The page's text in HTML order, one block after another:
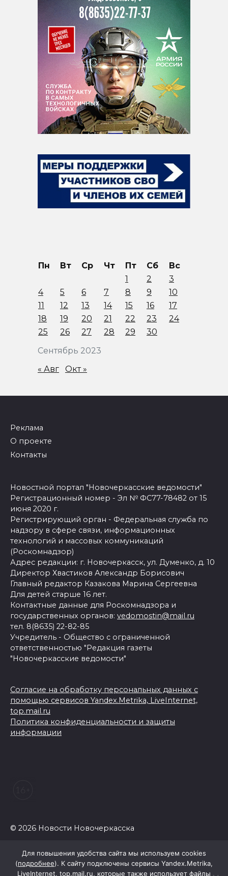
Сентябрь 2023
Пн Вт Ср Чт Пт Сб
Вс
1
2
3
4
5 6 7 8 9
10
11
12 13 14 15 16
17
18
19 20 21 22 23
24
25
26 27 28 29 30
« Авг Окт »
Реклама
О проекте
Контакты
Новостной портал "Новочеркасские ведомости"
Регистрационный номер - Эл № ФС77-78482 от 15
июня 2020 г.
Регистрирующий орган - Федеральная служба по
надзору в сфере связи, информационных
технологий и массовых коммуникаций
(Роскомнадзор)
Адрес редакции: г. Новочеркасск, ул. Думенко, д. 10
Директор Хвастиков Александр Борисович
Главный редактор Казакова Марина Сергеевна
Для детей старше 16 лет.
Контактные данные для Роскомнадзора и
государственных органов: vedomostin@mail.ru
тел. 8(8635) 22-82-85
Учредитель - Общество с ограниченной
ответственностью "Редакция газеты
"Новочеркасские ведомости"
Согласие на обработку персональных данных с
помощью сервисов Yandex.Metrika, LiveInternet,
top.mail.ru
Политика конфиденциальности и защиты
информации
© 2026 Новости Новочеркасска
Для повышения удобства сайта мы используем cookies
(подробнее). К сайту подключены сервисы Yandex.Metrika,
LiveInternet, top.mail.ru, которые также использует файлы